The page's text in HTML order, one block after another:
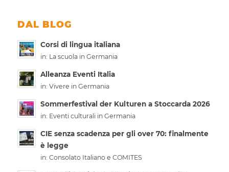
DAL BLOG
Corsi di lingua italiana
in: La scuola in Germania
Alleanza Eventi Italia
in: Vivere in Germania
Sommerfestival der Kulturen a Stoccarda 2026
in: Eventi culturali in Germania
CIE senza scadenza per gli over 70: finalmente
è legge
in: Consolato Italiano e COMITES